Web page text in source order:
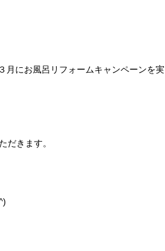
月にお風呂リフォームキャンペーンを実
だきます。